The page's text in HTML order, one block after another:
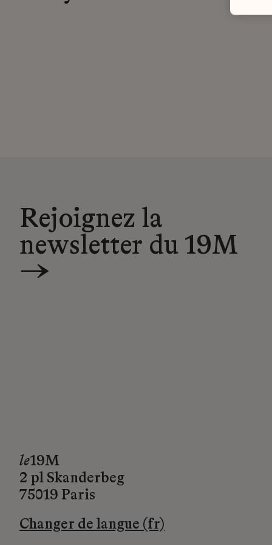
Rejoignez la
newsletter du 19M
→
le19M
2 pl Skanderbeg
75019 Paris
Changer de langue (fr)